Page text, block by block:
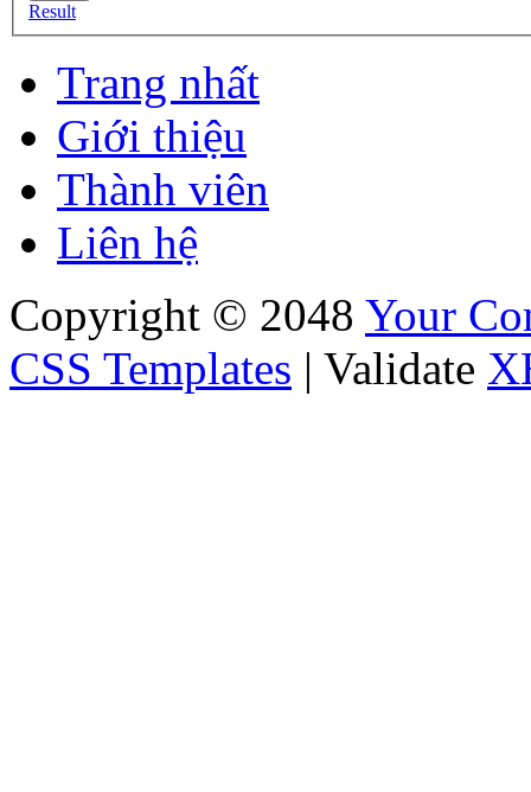
Result
Trang nhất
Giới thiệu
Thành viên
Liên hệ
Copyright © 2048 Your
CSS Templates | Validate